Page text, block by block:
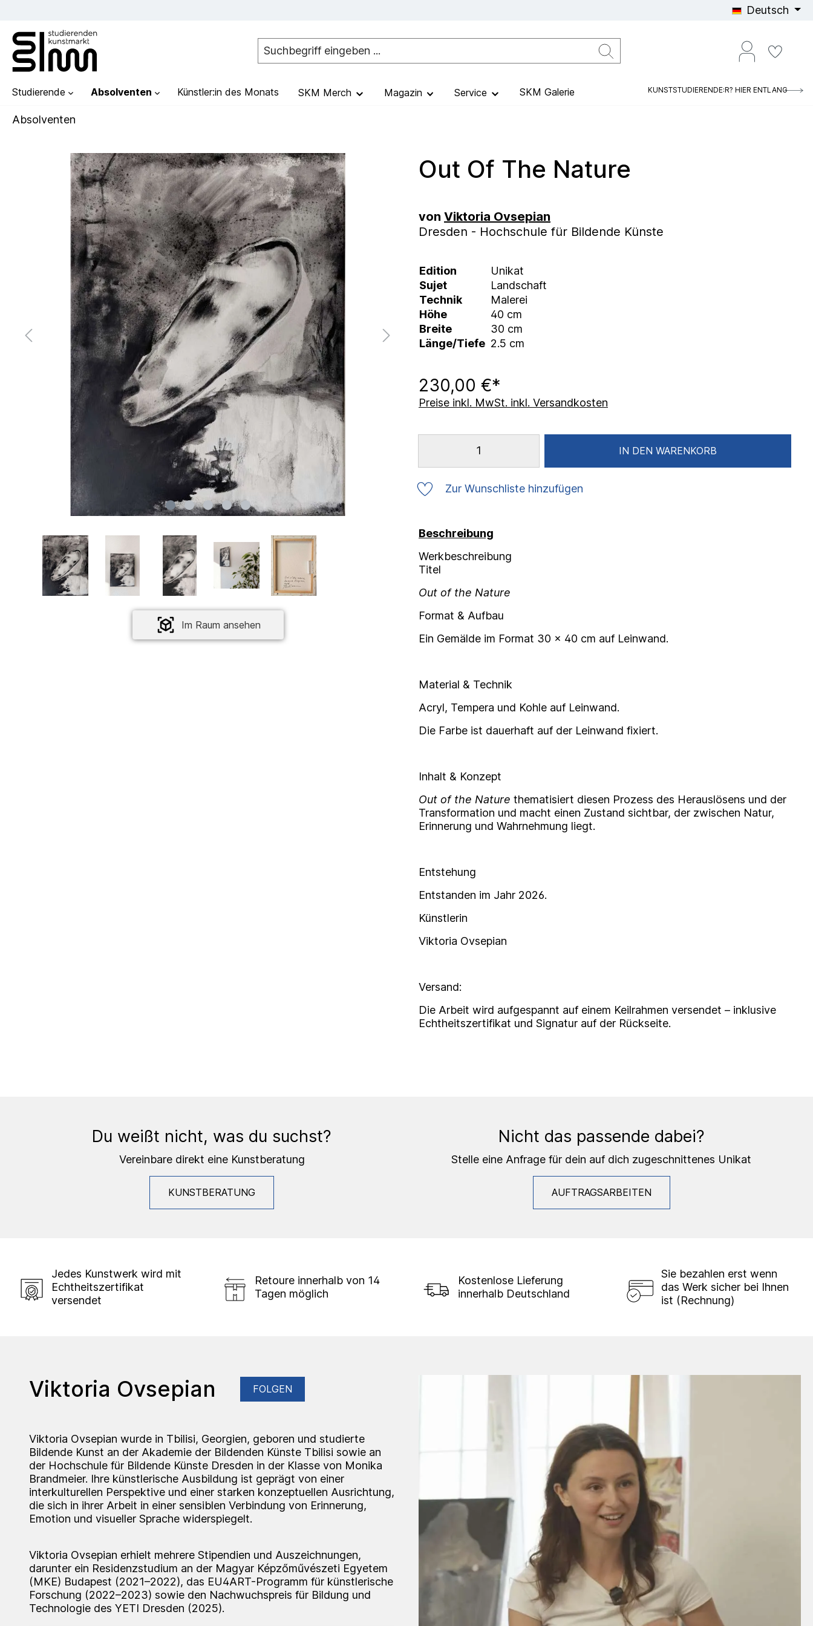
Deutsch
Studierende Absolventen Künstler:in des Monats SKM Merch Magazin Service SKM Galerie KUNSTSTUDIERENDE:R? HIER ENTLANG
Absolventen
Im Raum ansehen
Out Of The Nature
von Viktoria Ovsepian
Dresden - Hochschule für Bildende Künste
Edition
Unikat
Sujet
Landschaft
Technik
Malerei
Höhe
40 cm
Breite
30 cm
Länge/Tiefe 2.5 cm
230,00 €*
Preise inkl. MwSt. inkl. Versandkosten
IN DEN WARENKORB
Zur Wunschliste hinzufügen
Beschreibung
Werkbeschreibung
Titel
Out of the Nature
Format & Aufbau
Ein Gemälde im Format 30 × 40 cm auf Leinwand.
Material & Technik
Acryl, Tempera und Kohle auf Leinwand.
Die Farbe ist dauerhaft auf der Leinwand fixiert.
Inhalt & Konzept
Out of the Nature thematisiert diesen Prozess des Herauslösens und der
Transformation und macht einen Zustand sichtbar, der zwischen Natur,
Erinnerung und Wahrnehmung liegt.
Entstehung
Entstanden im Jahr 2026.
Künstlerin
Viktoria Ovsepian
Versand:
Die Arbeit wird aufgespannt auf einem Keilrahmen versendet – inklusive
Echtheitszertifikat und Signatur auf der Rückseite.
Du weißt nicht, was du suchst?
Vereinbare direkt eine Kunstberatung
KUNSTBERATUNG
Nicht das passende dabei?
Stelle eine Anfrage für dein auf dich zugeschnittenes Unikat
AUFTRAGSARBEITEN
Jedes Kunstwerk wird mit
Echtheitszertifikat
versendet
Retoure innerhalb von 14
Tagen möglich
Kostenlose Lieferung
innerhalb Deutschland
Sie bezahlen erst wenn
das Werk sicher bei Ihnen
ist (Rechnung)
Viktoria Ovsepian FOLGEN
Viktoria Ovsepian wurde in Tbilisi, Georgien, geboren und studierte
Bildende Kunst an der Akademie der Bildenden Künste Tbilisi sowie an
der Hochschule für Bildende Künste Dresden in der Klasse von Monika
Brandmeier. Ihre künstlerische Ausbildung ist geprägt von einer
interkulturellen Perspektive und einer starken konzeptuellen Ausrichtung,
die sich in ihrer Arbeit in einer sensiblen Verbindung von Erinnerung,
Emotion und visueller Sprache widerspiegelt.
Viktoria Ovsepian erhielt mehrere Stipendien und Auszeichnungen,
darunter ein Residenzstudium an der Magyar Képzőművészeti Egyetem
(MKE) Budapest (2021–2022), das EU4ART-Programm für künstlerische
Forschung (2022–2023) sowie den Nachwuchspreis für Bildung und
Technologie des YETI Dresden (2025).